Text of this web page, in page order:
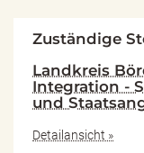
Zuständige
Landkreis
Integration -
und
Detailansicht »